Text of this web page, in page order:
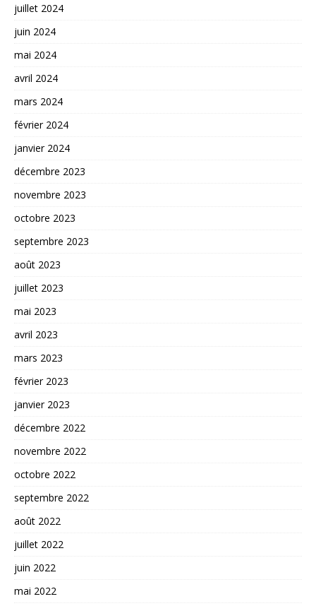
juillet 2024
juin 2024
mai 2024
avril 2024
mars 2024
février 2024
janvier 2024
décembre 2023
novembre 2023
octobre 2023
septembre 2023
août 2023
juillet 2023
mai 2023
avril 2023
mars 2023
février 2023
janvier 2023
décembre 2022
novembre 2022
octobre 2022
septembre 2022
août 2022
juillet 2022
juin 2022
mai 2022